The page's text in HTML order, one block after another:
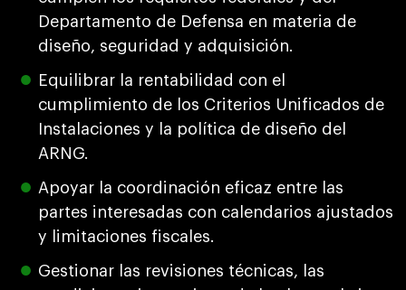
Departamento de Defensa en materia de
diseño, seguridad y adquisición.
Equilibrar la rentabilidad con el
cumplimiento de los Criterios Unificados de
Instalaciones y la política de diseño del
ARNG.
Apoyar la coordinación eficaz entre las
partes interesadas con calendarios ajustados
y limitaciones fiscales.
Gestionar las revisiones técnicas, las